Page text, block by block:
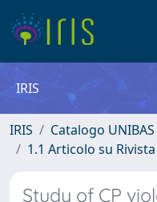
IRIS
IRIS Catalogo UNIBAS
1.1 Articolo su Rivista
Study of CP